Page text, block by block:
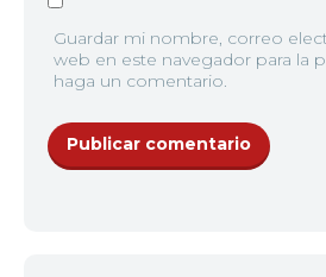
Guardar mi nombre, correo
web en este navegador para la
haga un comentario.